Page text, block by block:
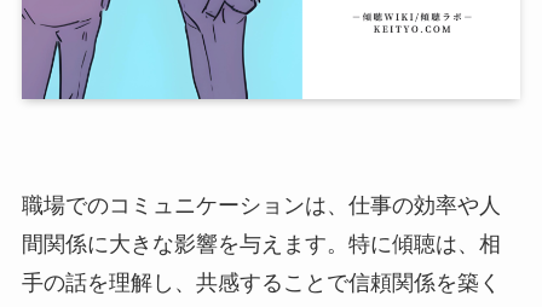
職場でのコミュニケーションは、仕事の効率や人
間関係に大きな影響を与えます。特に傾聴は、相
手の話を理解し、共感することで信頼関係を築く